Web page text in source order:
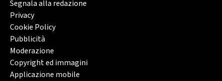
Segnala alla redazione
Privacy
Cookie Policy
Pubblicità
Moderazione
Copyright ed immagini
Applicazione mobile